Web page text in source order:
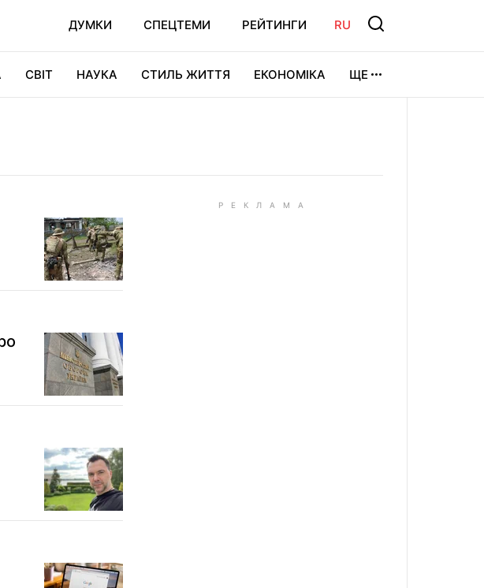
ДУМКИ СПЕЦТЕМИ РЕЙТИНГИ RU
СВІТ НАУКА СТИЛЬ ЖИТТЯ ЕКОНОМІКА ЩЕ